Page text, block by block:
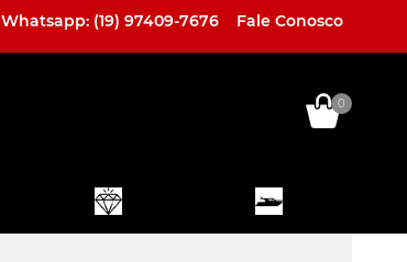
Whatsapp: (19) 97409-7676 Fale Conosco
0